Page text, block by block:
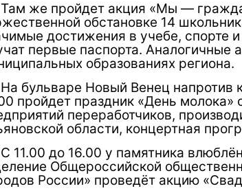
Там же пройдет акция «Мы —
обстановке 14
достижения в учебе, спорте
первые паспорта. Аналогичные
образованиях региона.
На бульваре Новый Венец напротив
пройдет праздник «День
переработчиков,
области, концертная
С 11.00 до 16.00 у памятника
Общероссийской
России» проведёт акцию